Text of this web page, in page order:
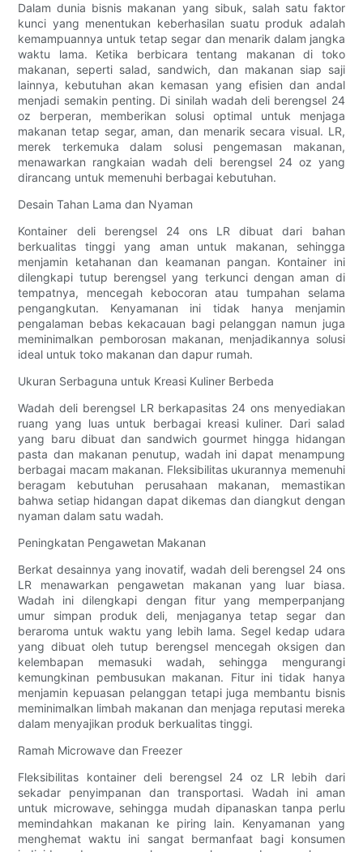
Dalam dunia bisnis makanan yang sibuk, salah satu faktor
kunci yang menentukan keberhasilan suatu produk adalah
kemampuannya untuk tetap segar dan menarik dalam jangka
waktu lama. Ketika berbicara tentang makanan di toko
makanan, seperti salad, sandwich, dan makanan siap saji
lainnya, kebutuhan akan kemasan yang efisien dan andal
menjadi semakin penting. Di sinilah wadah deli berengsel 24
oz berperan, memberikan solusi optimal untuk menjaga
makanan tetap segar, aman, dan menarik secara visual. LR,
merek terkemuka dalam solusi pengemasan makanan,
menawarkan rangkaian wadah deli berengsel 24 oz yang
dirancang untuk memenuhi berbagai kebutuhan.
Desain Tahan Lama dan Nyaman
Kontainer deli berengsel 24 ons LR dibuat dari bahan
berkualitas tinggi yang aman untuk makanan, sehingga
menjamin ketahanan dan keamanan pangan. Kontainer ini
dilengkapi tutup berengsel yang terkunci dengan aman di
tempatnya, mencegah kebocoran atau tumpahan selama
pengangkutan. Kenyamanan ini tidak hanya menjamin
pengalaman bebas kekacauan bagi pelanggan namun juga
meminimalkan pemborosan makanan, menjadikannya solusi
ideal untuk toko makanan dan dapur rumah.
Ukuran Serbaguna untuk Kreasi Kuliner Berbeda
Wadah deli berengsel LR berkapasitas 24 ons menyediakan
ruang yang luas untuk berbagai kreasi kuliner. Dari salad
yang baru dibuat dan sandwich gourmet hingga hidangan
pasta dan makanan penutup, wadah ini dapat menampung
berbagai macam makanan. Fleksibilitas ukurannya memenuhi
beragam kebutuhan perusahaan makanan, memastikan
bahwa setiap hidangan dapat dikemas dan diangkut dengan
nyaman dalam satu wadah.
Peningkatan Pengawetan Makanan
Berkat desainnya yang inovatif, wadah deli berengsel 24 ons
LR menawarkan pengawetan makanan yang luar biasa.
Wadah ini dilengkapi dengan fitur yang memperpanjang
umur simpan produk deli, menjaganya tetap segar dan
beraroma untuk waktu yang lebih lama. Segel kedap udara
yang dibuat oleh tutup berengsel mencegah oksigen dan
kelembapan memasuki wadah, sehingga mengurangi
kemungkinan pembusukan makanan. Fitur ini tidak hanya
menjamin kepuasan pelanggan tetapi juga membantu bisnis
meminimalkan limbah makanan dan menjaga reputasi mereka
dalam menyajikan produk berkualitas tinggi.
Ramah Microwave dan Freezer
Fleksibilitas kontainer deli berengsel 24 oz LR lebih dari
sekadar penyimpanan dan transportasi. Wadah ini aman
untuk microwave, sehingga mudah dipanaskan tanpa perlu
memindahkan makanan ke piring lain. Kenyamanan yang
menghemat waktu ini sangat bermanfaat bagi konsumen